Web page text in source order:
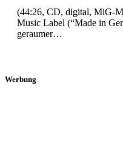
(44:26, CD, digital, MiG-
Music Label (“Made in
geraumer…
Werbung